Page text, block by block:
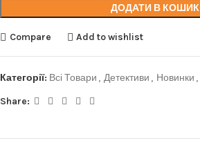
ДОДАТИ В КОШИК
Compare Add to wishlist
Категорії: Всі Товари , Детективи , Новинки ,
Share: